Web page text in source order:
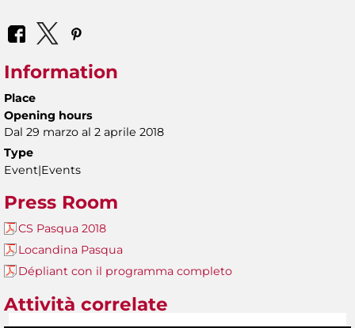
Information
Place
Opening hours
Dal 29 marzo al 2 aprile 2018
Type
Event|Events
Press Room
CS Pasqua 2018
Locandina Pasqua
Dépliant con il programma completo
Attività correlate